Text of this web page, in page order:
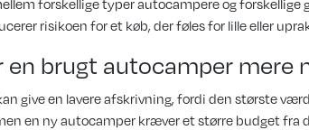
forskellige typer autocampere og
risikoen for et køb, der føles for lille eller
en brugt autocamper mere
give en lavere afskrivning, fordi den største
en ny autocamper kræver et større budget fra